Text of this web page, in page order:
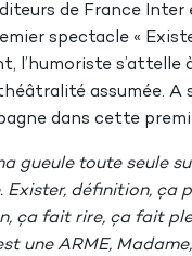
de France
spectacle «
l’humoriste
assumée.
dans cette
gueule toute seule
Exister, définition, ça
ça fait rire, ça fait
une ARME,